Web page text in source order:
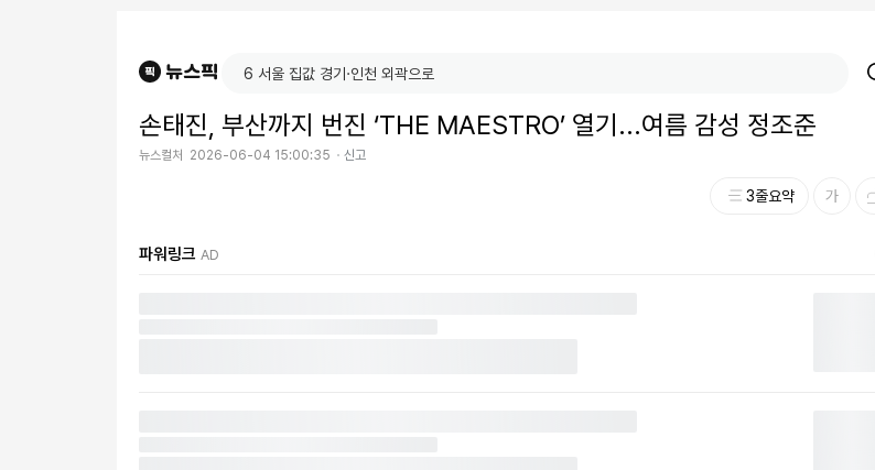
손태진, 부산까지 번진 ‘THE MAESTRO’ 열기...여름 감성 정조준
뉴스컬처 2026-06-04 15:00:35 신고
3줄요약
파워링크 AD